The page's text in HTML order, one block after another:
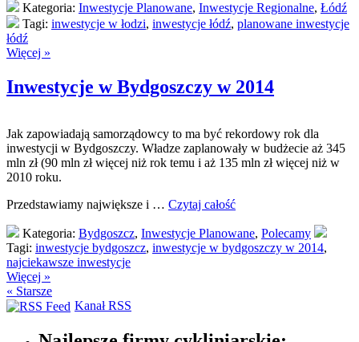
Kategoria: Inwestycje Planowane, Inwestycje Regionalne, Łódź
Tagi: inwestycje w łodzi, inwestycje łódź, planowane inwestycje
łódź
Więcej »
Inwestycje w Bydgoszczy w 2014
Jak zapowiadają samorządowcy to ma być rekordowy rok dla
inwestycji w Bydgoszczy. Władze zaplanowały w budżecie aż 345
mln zł (90 mln zł więcej niż rok temu i aż 135 mln zł więcej niż w
2010 roku.
Przedstawiamy największe i … Czytaj całość
Kategoria: Bydgoszcz, Inwestycje Planowane, Polecamy
Tagi: inwestycje bydgoszcz, inwestycje w bydgoszczy w 2014,
najciekawsze inwestycje
Więcej »
« Starsze
Kanał RSS